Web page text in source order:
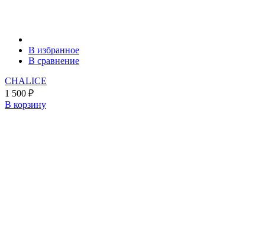
В избранное
В сравнение
CHALICE
1 500 ₽
В корзину